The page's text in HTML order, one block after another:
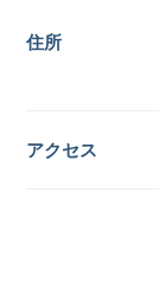
住所
アクセス